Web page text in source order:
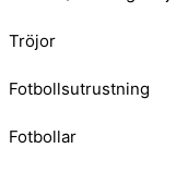
Tröjor
Fotbollsutrustning
Fotbollar